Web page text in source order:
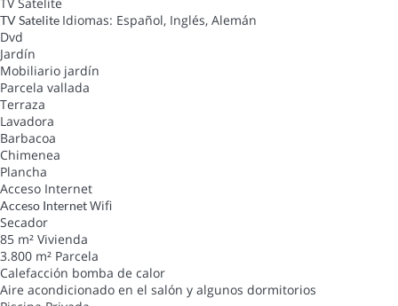
TV Satelite Idiomas: Español, Inglés, Alemán
Dvd
Jardín
Mobiliario jardín
Parcela vallada
Terraza
Lavadora
Barbacoa
Chimenea
Plancha
Acceso Internet
Acceso InternetWifi
Secador
85 m² Vivienda
3.800 m² Parcela
Calefacción bomba de calor
Aire acondicionado en el salón y algunos dormitorios